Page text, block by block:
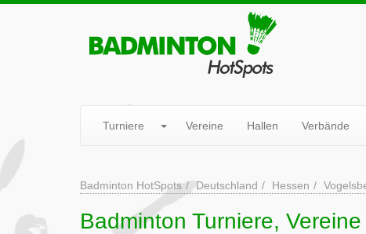
Turniere Vereine Hallen Verbände
Badminton HotSpots Deutschland Hessen
Badminton Turniere,